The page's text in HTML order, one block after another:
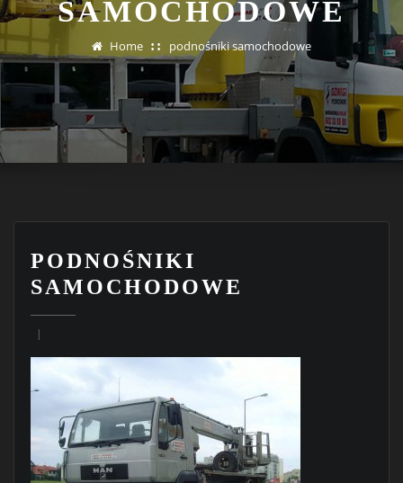
SAMOCHODOWE
Home podnośniki samochodowe
PODNOŚNIKI
SAMOCHODOWE